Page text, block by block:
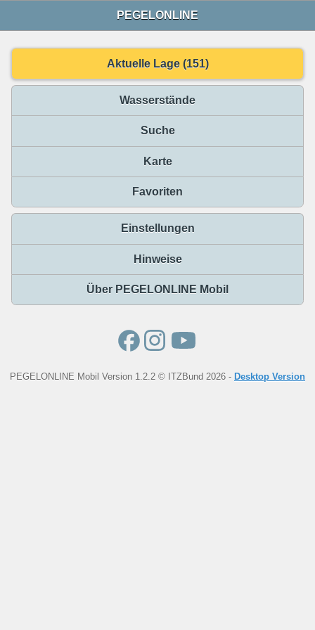
PEGELONLINE
Aktuelle Lage (151)
Wasserstände
Suche
Karte
Favoriten
Einstellungen
Hinweise
Über PEGELONLINE Mobil
PEGELONLINE Mobil Version 1.2.2 © ITZBund 2026 - Desktop Version